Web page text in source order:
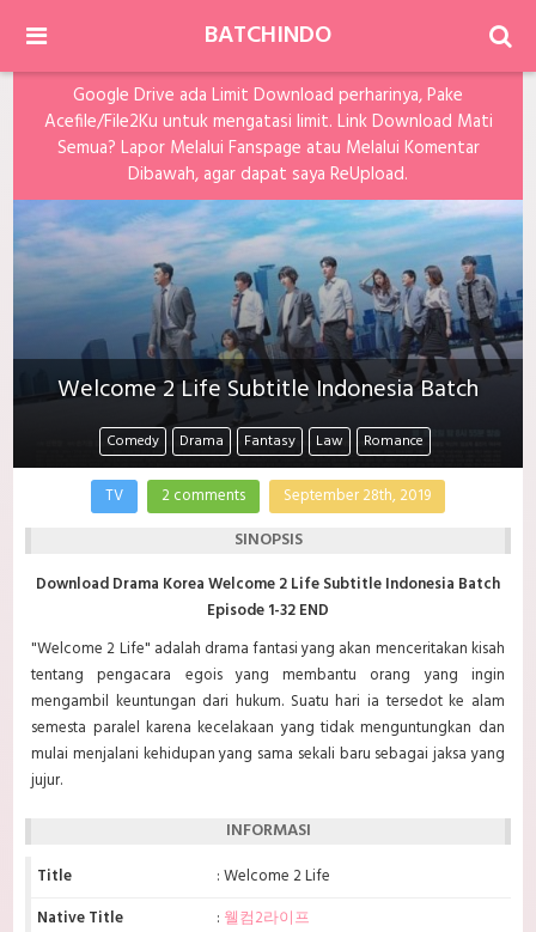
BATCHINDO
Google Drive ada Limit Download perharinya, Pake
Acefile/File2Ku untuk mengatasi limit. Link Download Mati
Semua? Lapor Melalui Fanspage atau Melalui Komentar
Dibawah, agar dapat saya ReUpload.
Welcome 2 Life Subtitle Indonesia Batch
Comedy Drama Fantasy Law Romance
TV 2 comments September 28th, 2019
SINOPSIS
Download Drama Korea Welcome 2 Life Subtitle Indonesia Batch
Episode 1-32 END
"Welcome 2 Life" adalah drama fantasi yang akan menceritakan kisah
tentang pengacara egois yang membantu orang yang ingin
mengambil keuntungan dari hukum. Suatu hari ia tersedot ke alam
semesta paralel karena kecelakaan yang tidak menguntungkan dan
mulai menjalani kehidupan yang sama sekali baru sebagai jaksa yang
jujur.
INFORMASI
Title
: Welcome 2 Life
Native Title
: 웰컴2라이프